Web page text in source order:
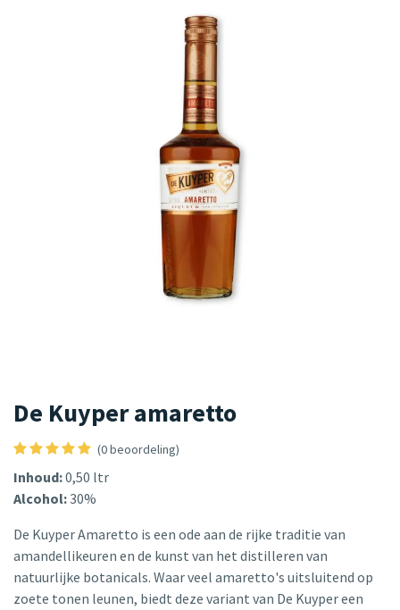
De Kuyper amaretto
(0 beoordeling)
Inhoud:0,50 ltr
Alcohol:30%
De Kuyper Amaretto is een ode aan de rijke traditie van
amandellikeuren en de kunst van het distilleren van
natuurlijke botanicals. Waar veel amaretto's uitsluitend op
zoete tonen leunen, biedt deze variant van De Kuyper een